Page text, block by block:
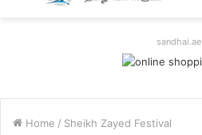
sandhai.ae
Home / Sheikh Zayed Festival